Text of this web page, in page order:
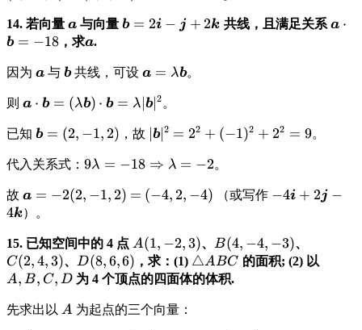
3\boldsymbol{a}
= 8(1, -1, 3) -
-8, 24) - (6, -9, 3)
=
14. 若向量 \displaystyle
\boldsymbol{a}
a 与向量 \displaystyle
b = 2i − j + 2k 共线，且满足关系 a ⋅
b = −18，求\displaystyle
a.
因为 \displaystyle
a 与 \displaystyle
b共线，可设 \displaystyle
= \lambda
\boldsymbol{b}
a = λb。
则 \displaystyle
= (\lambda \boldsymbol{b}) \cdot
\boldsymbol{b} = \lambda
|\boldsymbol{b}|^2
a ⋅ b = (λb) ⋅ b = λ∣b∣2 。
已知 \displaystyle
= (2, -1, 2)
b = (2, −1, 2) ，故 \displaystyle
= 2^2 + (-1)^2 +
2^2 = 9
∣b∣2 = 22 + (−1)2 + 22 = 9。
代入关系式： \displaystyle
-18
-2
9λ = −18 ⇒ λ = −2。
故 \displaystyle
\boldsymbol{a}
a = −2(2, −1, 2) = \displaystyle
(−4, 2, −4) （或写作 \displaystyle
−4i + 2j −
4k）。
15. 已知空间中的 4 点 \displaystyle
A(1,-2,3)
A(1, −2,3)、 \displaystyle
B(4,-4,-3)
B(4, −4, −3)、
C(2,4,3)
C(2,4,3)、 \displaystyle
D(8,6,6)
D(8,6,6) ，求：(1) \displaystyle
\triangle
△ABC 的面积; (2) 以
A, B, C, D 为 4 个顶点的四面体的体积.
先求出以 \displaystyle
A 为起点的三个向量：